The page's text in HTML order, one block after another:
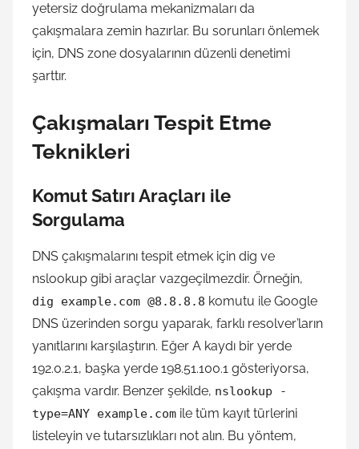
yetersiz doğrulama mekanizmaları da
çakışmalara zemin hazırlar. Bu sorunları önlemek
için, DNS zone dosyalarının düzenli denetimi
şarttır.
Çakışmaları Tespit Etme
Teknikleri
Komut Satırı Araçları ile
Sorgulama
DNS çakışmalarını tespit etmek için dig ve
nslookup gibi araçlar vazgeçilmezdir. Örneğin,
dig example.com @8.8.8.8 komutu ile Google
DNS üzerinden sorgu yaparak, farklı resolver’ların
yanıtlarını karşılaştırın. Eğer A kaydı bir yerde
192.0.2.1, başka yerde 198.51.100.1 gösteriyorsa,
çakışma vardır. Benzer şekilde, nslookup -
type=ANY example.com ile tüm kayıt türlerini
listeleyin ve tutarsızlıkları not alın. Bu yöntem,